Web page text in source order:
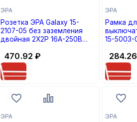
ЭРА
Розетка ЭРА Galaxy 15-
2107-05 без заземления
двойная 2X2P 16А-250В
470.92 ₽
ЭРА
Рамка
15-5003-
284.26
ЭРА ЭРА